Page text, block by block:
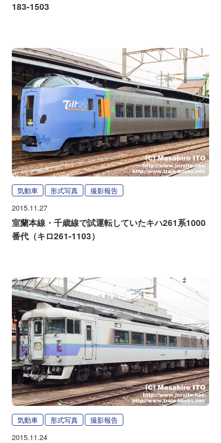
183-1503
気動車 形式写真 撮影報告
2015.11.27
室蘭本線・千歳線で試運転していたキハ261系1000
番代（キロ261-1103）
気動車 形式写真 撮影報告
2015.11.24